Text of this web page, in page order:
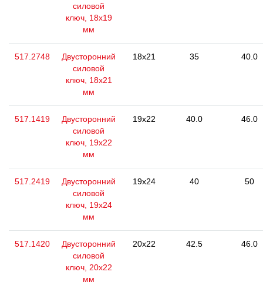
силовой
ключ, 18x19
мм
517.2748
Двусторонний
силовой
ключ, 18x21
мм
18x21 35 40.0
517.1419
Двусторонний
силовой
ключ, 19x22
мм
19x22 40.0 46.0
517.2419
Двусторонний
силовой
ключ, 19x24
мм
19x24 40 50
517.1420
Двусторонний
силовой
ключ, 20x22
мм
20x22 42.5 46.0